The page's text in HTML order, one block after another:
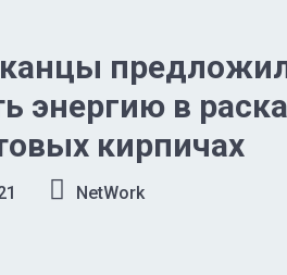
энергию в
кирпичах
NetWork